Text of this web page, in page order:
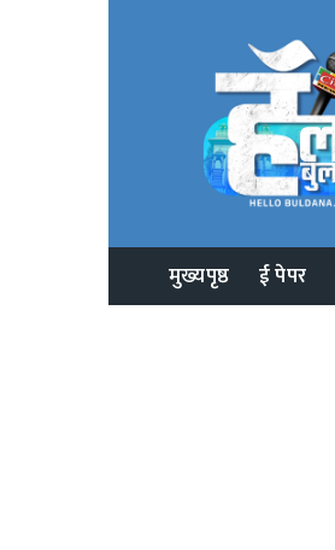
मुख्यपृष्ठ ई पेपर